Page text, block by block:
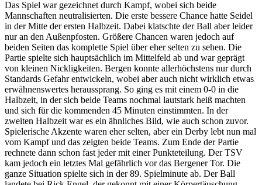
Das Spiel war gezeichnet durch Kampf, wobei sich beide
Mannschaften neutralisierten. Die erste bessere Chance hatte Seidel
in der Mitte der ersten Halbzeit. Dabei klatschte der Ball aber leider
nur an den Außenpfosten. Größere Chancen waren jedoch auf
beiden Seiten das komplette Spiel über eher selten zu sehen. Die
Partie spielte sich hauptsächlich im Mittelfeld ab und war geprägt
von kleinen Nickligkeiten. Bergen konnte allerhöchstens nur durch
Standards Gefahr entwickeln, wobei aber auch nicht wirklich etwas
erwähnenswertes heraussprang. So ging es mit einem 0-0 in die
Halbzeit, in der sich beide Teams nochmal lautstark heiß machten
und sich für die kommenden 45 Minuten einstimmten. In der
zweiten Halbzeit war es ein ähnliches Bild, wie auch schon zuvor.
Spielerische Akzente waren eher selten, aber ein Derby lebt nun mal
vom Kampf und das zeigten beide Teams. Zum Ende der Partie
rechnete dann schon fast jeder mit einer Punkteteilung. Der TSV
kam jedoch ein letztes Mal gefährlich vor das Bergener Tor. Die
ganze Situation spielte sich in der 89. Spielminute ab. Der Ball